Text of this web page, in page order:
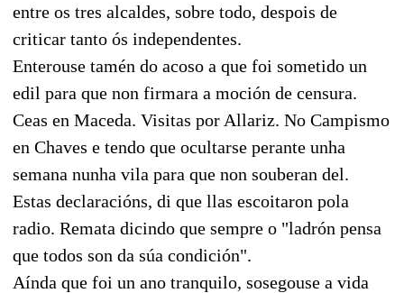
entre os tres alcaldes, sobre todo, despois de
criticar tanto ós independentes.
Enterouse tamén do acoso a que foi sometido un
edil para que non firmara a moción de censura.
Ceas en Maceda. Visitas por Allariz. No Campismo
en Chaves e tendo que ocultarse perante unha
semana nunha vila para que non souberan del.
Estas declaracións, di que llas escoitaron pola
radio. Remata dicindo que sempre o "ladrón pensa
que todos son da súa condición".
Aínda que foi un ano tranquilo, sosegouse a vida